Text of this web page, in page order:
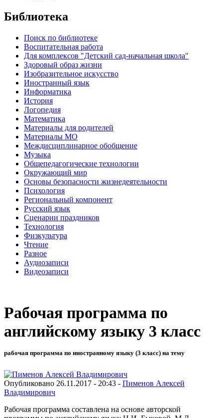
Библиотека
Поиск по библиотеке
Воспитательная работа
Для комплексов "Детский сад-начальная школа"
Здоровый образ жизни
Изобразительное искусство
Иностранный язык
Информатика
История
Логопедия
Математика
Материалы для родителей
Материалы МО
Междисциплинарное обобщение
Музыка
Общепедагогические технологии
Окружающий мир
Основы безопасности жизнедеятельности
Психология
Региональный компонент
Русский язык
Сценарии праздников
Технология
Физкультура
Чтение
Разное
Аудиозаписи
Видеозаписи
Рабочая программа по
английскому языку 3 класс
рабочая программа по иностранному языку (3 класс) на тему
Опубликовано 26.11.2017 - 20:43 - Пименов Алексей
Владимирович
Рабочая программа составлена на основе авторской